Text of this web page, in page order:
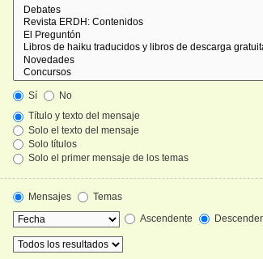
Sí
No
Título y texto del mensaje
Solo el texto del mensaje
Solo títulos
Solo el primer mensaje de los temas
Mensajes
Temas
Ascendente